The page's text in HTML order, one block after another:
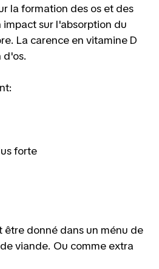
la formation des os et des
sur l'absorption du
La carence en vitamine D
d'os.
forte
être donné dans un ménu de
viande. Ou comme extra